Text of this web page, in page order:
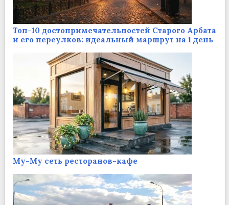
Топ-10 достопримечательностей Старого Арбата
и его переулков: идеальный маршрут на 1 день
Му-Му сеть ресторанов-кафе